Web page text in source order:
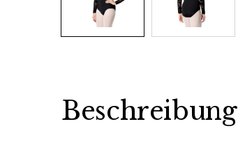
Beschreibung